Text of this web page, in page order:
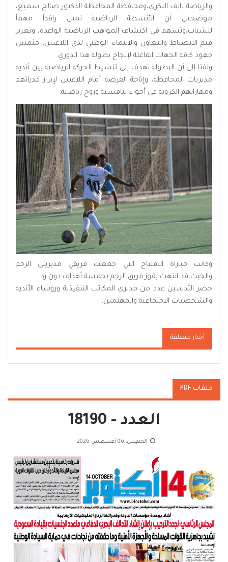
والرياضة نايف البكري،ومحافظة المحافظة الدكتور صالح سميع،
موضحين أن الأنشطة الرياضية تمثل رافداً مهماً
للشباب،وتسهم في اكتشاف المواهب الرياضية الواعدة، وتعزيز
قيم الانضباط والتعاون والانتماء الوطني لدى اللاعبين، مثمنين
جهود كافة الجهات الفاعلة لإنجاح بطولة هذا الدوري.
ولفتا إلى أن البطولة تهدف إلى تنشيط الحركة الرياضية بين أندية
مديريات المحافظة، وإتاحة الفرصة أمام اللاعبين لإبراز قدراتهم
ومهاراتهم الكروية في أجواء تنافسية وروح رياضية.
وكانت مباراة الافتتاح التي جمعت فريقي مديريتي الرجم
والخبت،قد انتهت بفوز فريق الرجم بخمسة أهداف دون رد.
حضر التدشين عدد من مديري المكاتب التنفيذية ورؤساء الأندية
والشخصيات الاجتماعية والمهتمين.
أخبار متعلقة
ملفات PDF
العدد - 18190
الخميس, 06 أغسطس 2026